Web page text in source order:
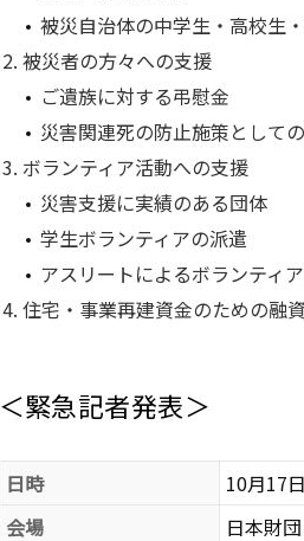
被災自治体の中学生・高校生
被災者の方々への支援
ご遺族に対する弔慰金
災害関連死の防止施策として
ボランティア活動への支援
災害支援に実績のある団体
学生ボランティアの派遣
アスリートによるボランティ
住宅・事業再建資金のための融
＜緊急記者発表＞
日時
10月17
会場
日本財